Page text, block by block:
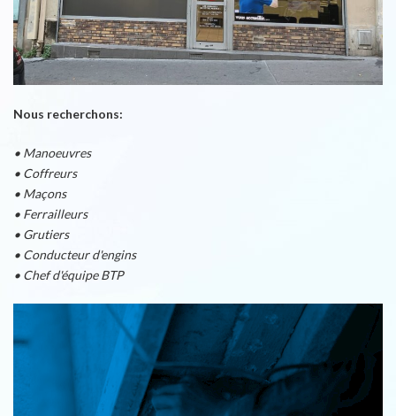
Nous recherchons:
• Manoeuvres
• Coffreurs
• Maçons
• Ferrailleurs
• Grutiers
• Conducteur d'engins
• Chef d'équipe BTP